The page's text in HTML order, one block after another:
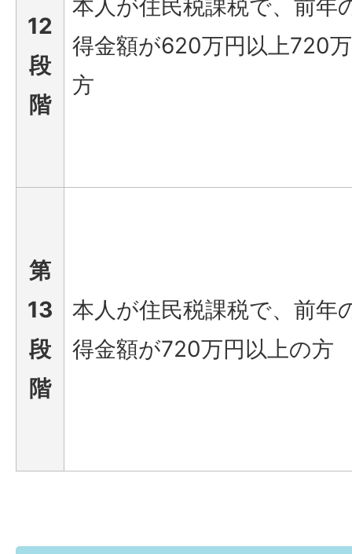
12
段
階
本人が住民税課税で、前年
得金額が620万円以上720
方
第
13
段
階
本人が住民税課税で、前年
得金額が720万円以上の方